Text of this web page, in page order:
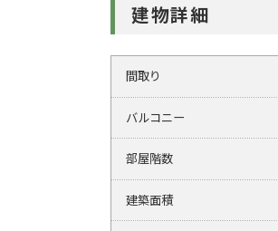
建物詳細
間取り
バルコニー
部屋階数
建築面積